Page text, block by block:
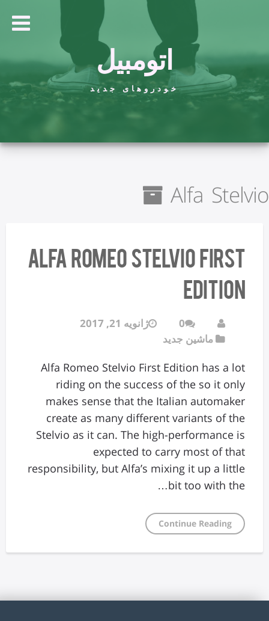
اتومبیل
خودروهای جدید
Alfa Stelvio
Alfa Romeo Stelvio First
Edition
0
ژانویه 21, 2017
ماشین جدید
Alfa Romeo Stelvio First Edition has a lot
riding on the success of the so it only
makes sense that the Italian automaker
create as many different variants of the
Stelvio as it can. The high-performance is
expected to carry most of that
responsibility, but Alfa’s mixing it up a little
bit too with the…
Continue Reading